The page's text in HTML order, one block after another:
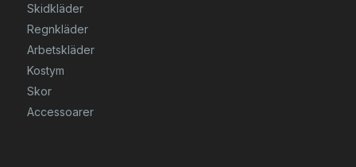
Skidkläder
Regnkläder
Arbetskläder
Kostym
Skor
Accessoarer